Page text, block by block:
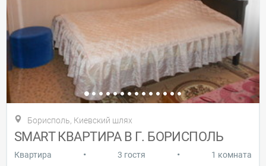
Борисполь, Киевский шлях
SMART КВАРТИРА В Г. БОРИСПОЛЬ
Квартира • 3 гостя • 1 комната